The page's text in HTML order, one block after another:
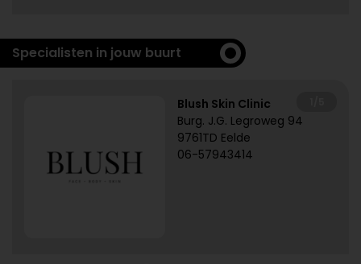
Specialisten in jouw buurt
Blush Skin Clinic
Burg. J.G. Legroweg 94
9761TD Eelde
06-57943414